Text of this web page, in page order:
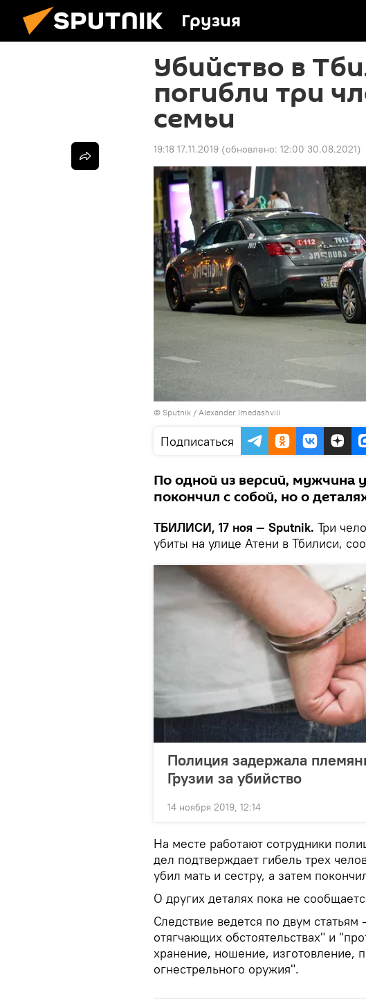
Грузия
Убийство в
погибли три
семьи
19:18 17.11.2019 (обновлено: 12:00 30.08.2021)
© Sputnik / Alexander Imedashvili
Подписаться
По одной из версий, мужчина
покончил с собой, но о
ТБИЛИСИ, 17 ноя — Sputnik. Три
убиты на улице Атени в Тбилиси,
Полиция задержала
Грузии за убийство
14 ноября 2019, 12:14
На месте работают сотрудники
дел подтверждает гибель трех
убил мать и сестру, а затем
О других деталях пока не
Следствие ведется по двум
отягчающих обстоятельствах" и
хранение, ношение, изготовление,
огнестрельного оружия".